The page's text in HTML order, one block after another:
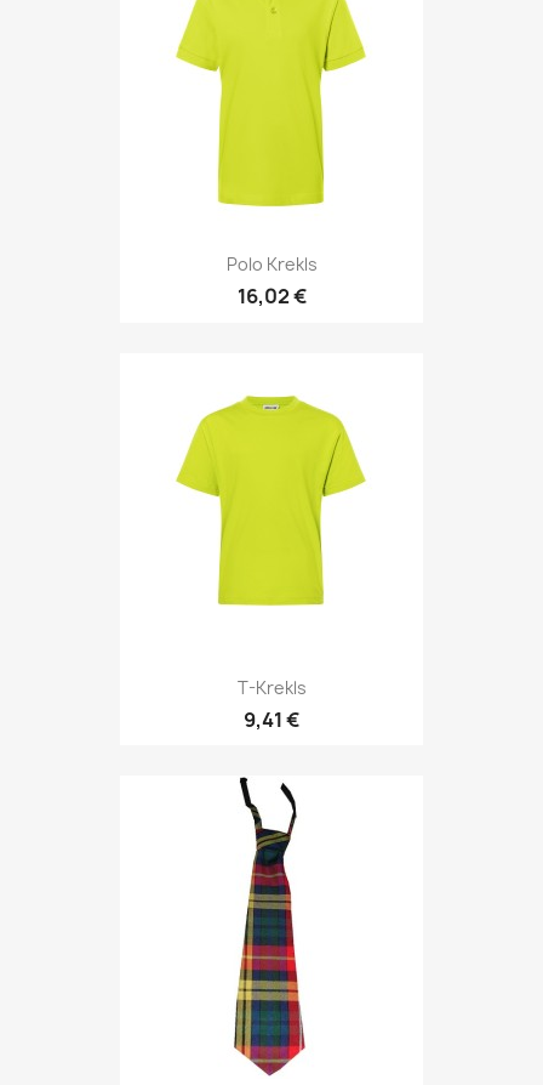
Polo Krekls
16,02 €
T-Krekls
9,41 €